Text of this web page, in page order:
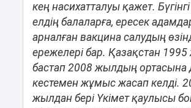
кең насихатталуы қажет.
елдің балаларға, ересек
арналған вакцина салудың
ережелері бар. Қазақстан
бастап 2008 жылдың ортасына
кестемен жұмыс жасап келді.
жылдан бері Үкімет қаулысы